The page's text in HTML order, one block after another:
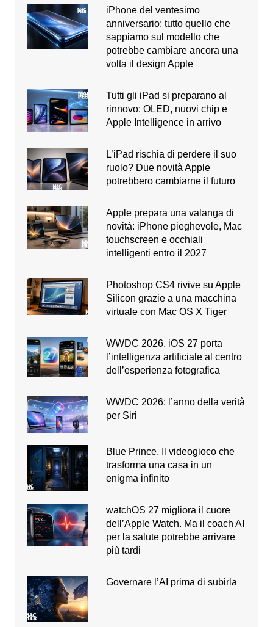
iPhone del ventesimo
anniversario: tutto quello che
sappiamo sul modello che
potrebbe cambiare ancora una
volta il design Apple
Tutti gli iPad si preparano al
rinnovo: OLED, nuovi chip e
Apple Intelligence in arrivo
L’iPad rischia di perdere il suo
ruolo? Due novità Apple
potrebbero cambiarne il futuro
Apple prepara una valanga di
novità: iPhone pieghevole, Mac
touchscreen e occhiali
intelligenti entro il 2027
Photoshop CS4 rivive su Apple
Silicon grazie a una macchina
virtuale con Mac OS X Tiger
WWDC 2026. iOS 27 porta
l’intelligenza artificiale al centro
dell’esperienza fotografica
WWDC 2026: l’anno della verità
per Siri
Blue Prince. Il videogioco che
trasforma una casa in un
enigma infinito
watchOS 27 migliora il cuore
dell’Apple Watch. Ma il coach AI
per la salute potrebbe arrivare
più tardi
Governare l’AI prima di subirla